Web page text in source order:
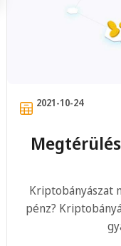
2021-10-24
Kriptobányászat
pénz?